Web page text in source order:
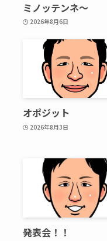
ミノッテンネ～
2026年8月6日
オポジット
2026年8月3日
発表会！！